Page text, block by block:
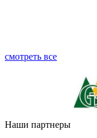
смотреть все
Наши партнеры